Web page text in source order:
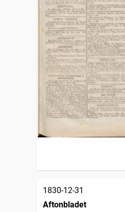
1830-12-31
Aftonbladet